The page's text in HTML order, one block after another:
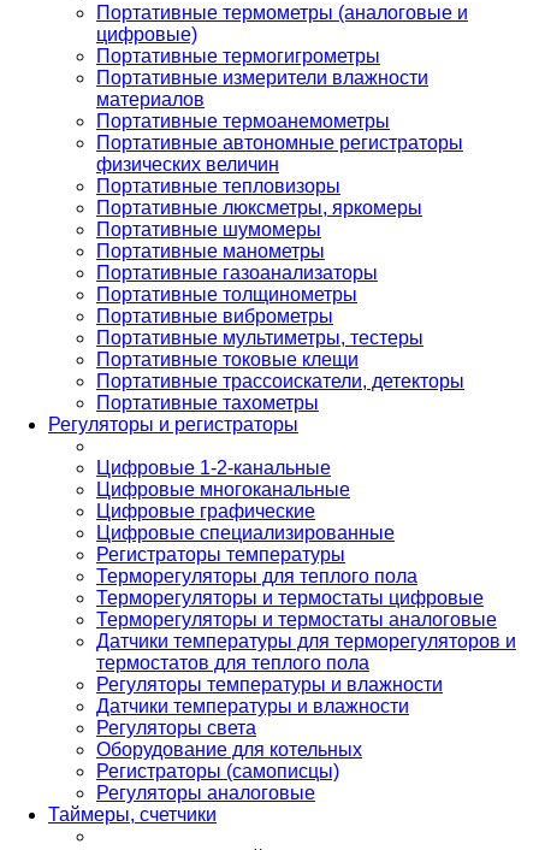
Портативные термометры (аналоговые и
цифровые)
Портативные термогигрометры
Портативные измерители влажности
материалов
Портативные термоанемометры
Портативные автономные регистраторы
физических величин
Портативные тепловизоры
Портативные люксметры, яркомеры
Портативные шумомеры
Портативные манометры
Портативные газоанализаторы
Портативные толщинометры
Портативные виброметры
Портативные мультиметры, тестеры
Портативные токовые клещи
Портативные трассоискатели, детекторы
Портативные тахометры
Регуляторы и регистраторы
Цифровые 1-2-канальные
Цифровые многоканальные
Цифровые графические
Цифровые специализированные
Регистраторы температуры
Терморегуляторы для теплого пола
Терморегуляторы и термостаты цифровые
Терморегуляторы и термостаты аналоговые
Датчики температуры для терморегуляторов и
термостатов для теплого пола
Регуляторы температуры и влажности
Датчики температуры и влажности
Регуляторы света
Оборудование для котельных
Регистраторы (самописцы)
Регуляторы аналоговые
Таймеры, счетчики